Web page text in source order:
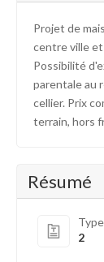
Projet de
centre ville et
Possibilité
parentale au
cellier. Prix
terrain, hors
Résumé
Type
2